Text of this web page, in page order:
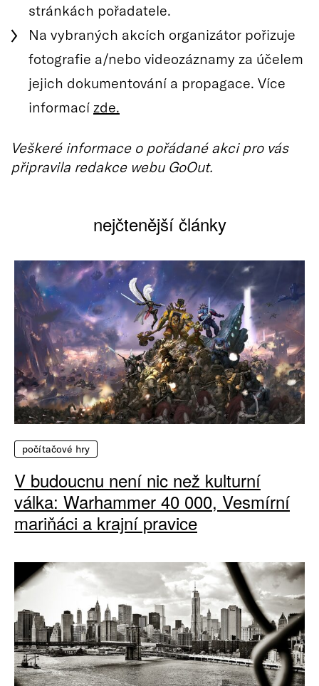
stránkách pořadatele.
Na vybraných akcích organizátor pořizuje
fotografie a/nebo videozáznamy za účelem
jejich dokumentování a propagace. Více
informací zde.
Veškeré informace o pořádané akci pro vás
připravila redakce webu GoOut.
nejčtenější články
počítačové hry
V budoucnu není nic než kulturní
válka: Warhammer 40 000, Vesmírní
mariňáci a krajní pravice